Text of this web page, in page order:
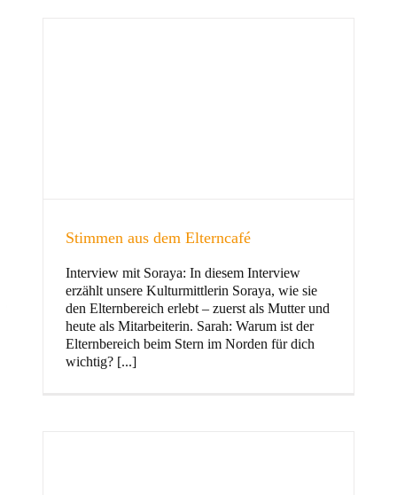
und Familie
Stimmen aus dem Elterncafé
Interview mit Soraya: In diesem Interview
erzählt unsere Kulturmittlerin Soraya, wie sie
den Elternbereich erlebt – zuerst als Mutter und
heute als Mitarbeiterin. Sarah: Warum ist der
Elternbereich beim Stern im Norden für dich
wichtig? [...]